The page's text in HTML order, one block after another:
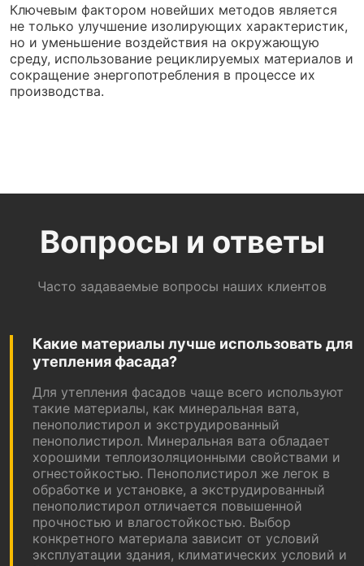
Ключевым фактором новейших методов является
не только улучшение изолирующих характеристик,
но и уменьшение воздействия на окружающую
среду, использование рециклируемых материалов и
сокращение энергопотребления в процессе их
производства.
Вопросы и ответы
Часто задаваемые вопросы наших клиентов
Какие материалы лучше использовать для
утепления фасада?
Для утепления фасадов чаще всего используют
такие материалы, как минеральная вата,
пенополистирол и экструдированный
пенополистирол. Минеральная вата обладает
хорошими теплоизоляционными свойствами и
огнестойкостью. Пенополистирол же легок в
обработке и установке, а экструдированный
пенополистирол отличается повышенной
прочностью и влагостойкостью. Выбор
конкретного материала зависит от условий
эксплуатации здания, климатических условий и